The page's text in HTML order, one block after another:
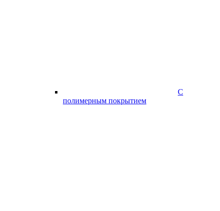
С
полимерным покрытием